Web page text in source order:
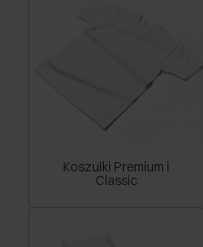
Koszulki Premium i
Classic